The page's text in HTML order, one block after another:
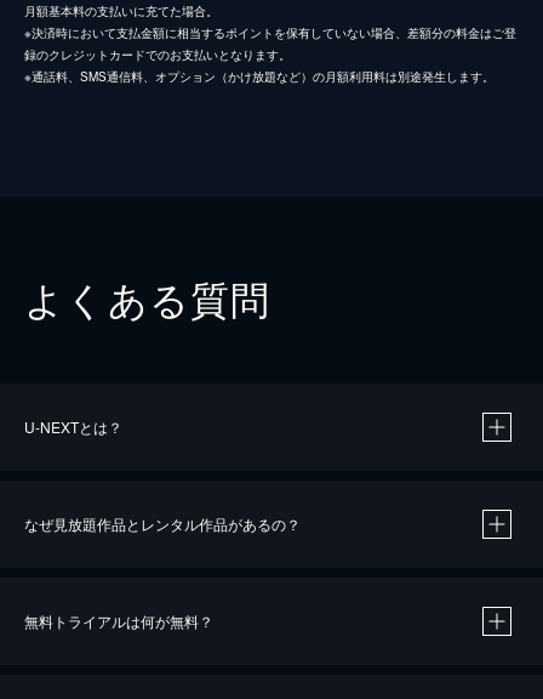
月額基本料の支払いに充てた場合。
※決済時において支払金額に相当するポイントを保有していない場合、差額分の料金はご登
録のクレジットカードでのお支払いとなります。
※通話料、SMS通信料、オプション（かけ放題など）の月額利用料は別途発生します。
よくある質問
U-NEXTとは？
なぜ見放題作品とレンタル作品があるの？
無料トライアルは何が無料？